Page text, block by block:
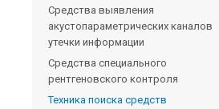
Средства выявления
акустопараметрических каналов
утечки информации
Средства специального
рентгеновского контроля
Техника поиска средств